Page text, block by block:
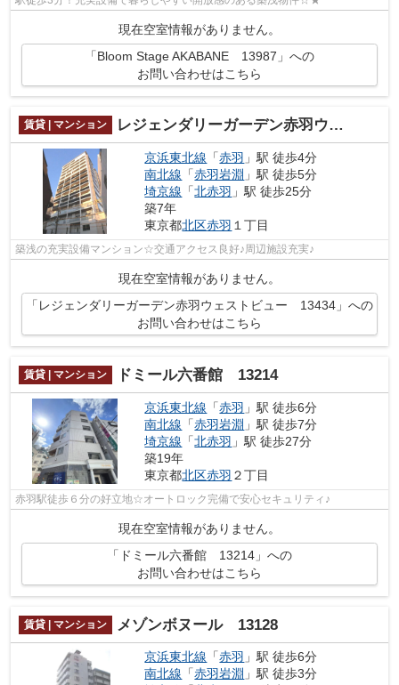
現在空室情報がありません。
「Bloom Stage AKABANE 13987」への
お問い合わせはこちら
賃貸 | マンション レジェンダリーガーデン赤羽ウェストビュー 13434
京浜東北線 「赤羽 」駅 徒歩4分
南北線 「赤羽岩淵 」駅 徒歩5分
埼京線 「北赤羽 」駅 徒歩25分
築7年
東京都北区赤羽 １丁目
築浅の充実設備マンション☆交通アクセス良好♪周辺施設充実♪
現在空室情報がありません。
「レジェンダリーガーデン赤羽ウェストビュー 13434」への
お問い合わせはこちら
賃貸 | マンション ドミール六番館 13214
京浜東北線 「赤羽 」駅 徒歩6分
南北線 「赤羽岩淵 」駅 徒歩7分
埼京線 「北赤羽 」駅 徒歩27分
築19年
東京都北区赤羽 ２丁目
赤羽駅徒歩６分の好立地☆オートロック完備で安心セキュリティ♪
現在空室情報がありません。
「ドミール六番館 13214」への
お問い合わせはこちら
賃貸 | マンション メゾンボヌール 13128
京浜東北線 「赤羽 」駅 徒歩6分
南北線 「赤羽岩淵 」駅 徒歩3分